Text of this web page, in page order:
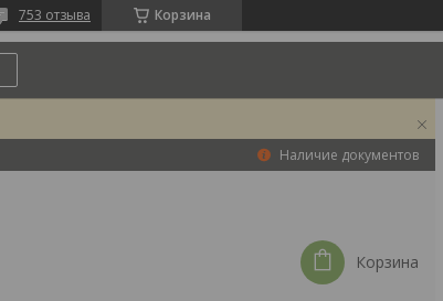
Корзина
753 отзыва
Наличие документов
Корзина